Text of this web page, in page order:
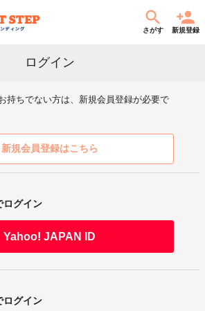
さがす 新規登録
ログイン
持ちでない方は、新規会員登録が必要で
新規会員登録はこちら
ログイン
Yahoo! JAPAN ID
ログイン